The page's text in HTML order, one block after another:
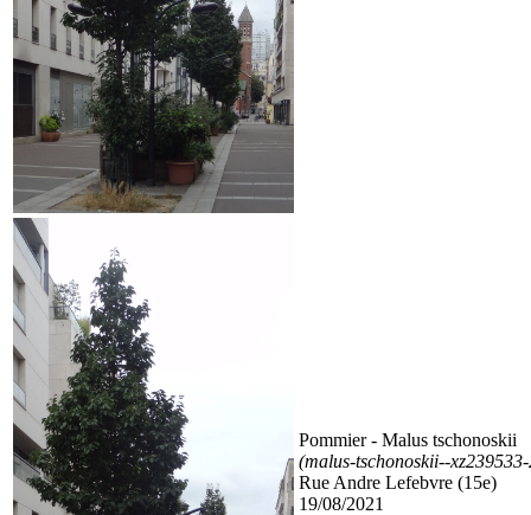
Pommier- Malus tschonoskii
(malus-tschonoskii--
Rue Andre Lefebvre (15e)
19/08/2021